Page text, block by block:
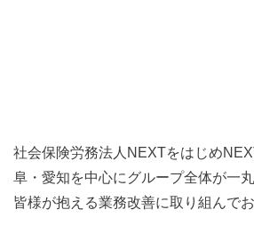
社会保険労務法人NEXTをはじめ
阜・愛知を中心にグループ全体が一
皆様が抱える業務改善に取り組んでお